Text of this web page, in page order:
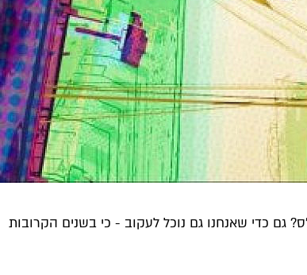
גם כדי שאנחנו גם נוכל לעקוב - כי בשנים הקרובות